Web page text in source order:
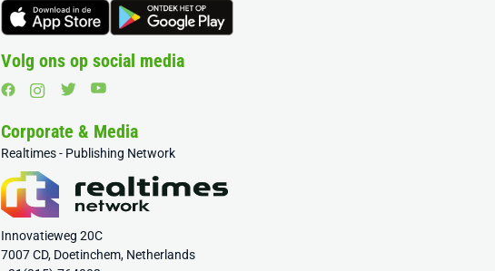
Volg ons op social media
Corporate & Media
Realtimes - Publishing Network
Innovatieweg 20C
7007 CD, Doetinchem, Netherlands